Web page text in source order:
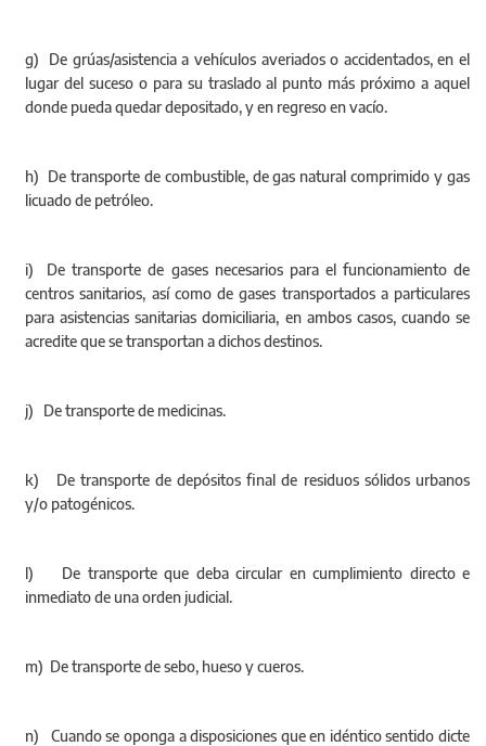
g) De grúas/asistencia a vehículos averiados o accidentados, en el
lugar del suceso o para su traslado al punto más próximo a aquel
donde pueda quedar depositado, y en regreso en vacío.
h) De transporte de combustible, de gas natural comprimido y gas
licuado de petróleo.
i) De transporte de gases necesarios para el funcionamiento de
centros sanitarios, así como de gases transportados a particulares
para asistencias sanitarias domiciliaria, en ambos casos, cuando se
acredite que se transportan a dichos destinos.
j) De transporte de medicinas.
k) De transporte de depósitos final de residuos sólidos urbanos
y/o patogénicos.
l) De transporte que deba circular en cumplimiento directo e
inmediato de una orden judicial.
m) De transporte de sebo, hueso y cueros.
n) Cuando se oponga a disposiciones que en idéntico sentido dicte